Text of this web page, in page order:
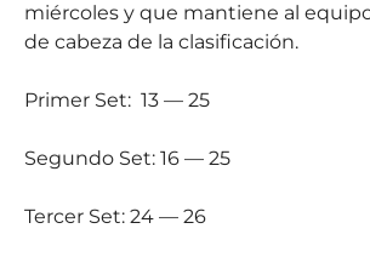
miércoles y que mantiene al
de cabeza de la clasificación.
Primer Set: 13 — 25
Segundo Set: 16 — 25
Tercer Set: 24 — 26